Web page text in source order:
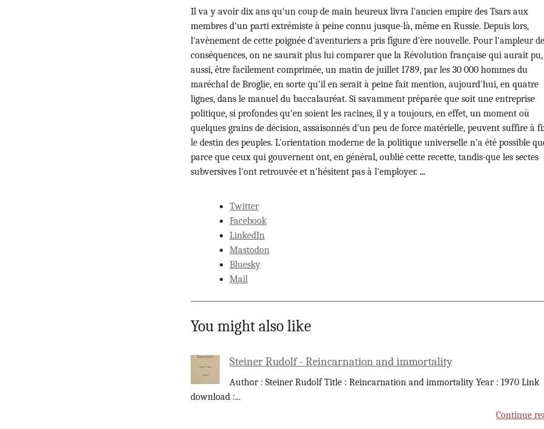
Il va y avoir dix ans qu'un coup de main heureux livra l'ancien empire des Tsars aux
membres d'un parti extrémiste à peine connu jusque-là, même en Russie. Depuis lors,
l'avènement de cette poignée d'aventuriers a pris figure d'ère nouvelle. Pour l'ampleur
conséquences, on ne saurait plus lui comparer que la Révolution française qui aurait
aussi, être facilement comprimée, un matin de juillet 1789, par les 30 000 hommes du
maréchal de Broglie, en sorte qu'il en serait à peine fait mention, aujourd'hui, en quatre
lignes, dans le manuel du baccalauréat. Si savamment préparée que soit une entreprise
politique, si profondes qu'en soient les racines, il y a toujours, en effet, un moment où
quelques grains de décision, assaisonnés d'un peu de force matérielle, peuvent suffire à
le destin des peuples. L'orientation moderne de la politique universelle n'a été possible
parce que ceux qui gouvernent ont, en général, oublié cette recette, tandis-que les sectes
subversives l'ont retrouvée et n'hésitent pas à l'employer....
Twitter
Facebook
LinkedIn
Mastodon
Bluesky
Mail
You might also like
Steiner Rudolf - Reincarnation and immortality
Author : Steiner Rudolf Title : Reincarnation and immortality Year : 1970 Link
download :...
Continue